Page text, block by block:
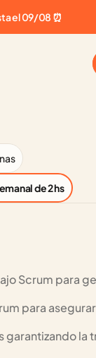
el 09/08 ⏰
de 2 hs
Scrum para
para
la